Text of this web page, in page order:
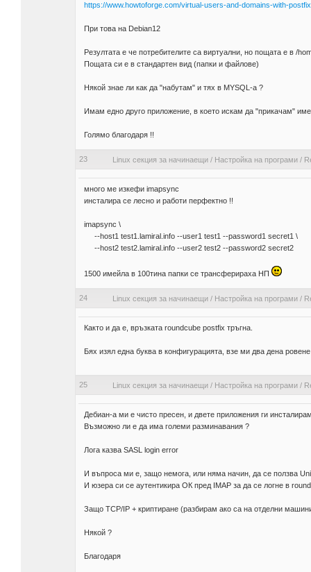
https://www.howtoforge.com/virtual-users-and-domains-with-
При това на Debian12
Резултата е че потребителите са виртуални, но пощата е в /
Пощата си е в стандартен вид (папки и файлове)
Някой знае ли как да "набутам" и тях в MYSQL-а ?
Имам едно друго приложение, в което искам да "прикачам"
Голямо благодаря !!
23 Linux секция за начинаещи/ Настройка на програми/
много ме изкефи imapsync
инсталира се лесно и работи перфектно !!
imapsync \
--host1 test1.lamiral.info --user1 test1 --password1 secret1 \
--host2 test2.lamiral.info --user2 test2 --password2 secret2
1500 имейла в 100тина папки се трансферираха НП
24 Linux секция за начинаещи/ Настройка на програми/
Както и да е, връзката roundcube postfix тръгна.
Бях изял една буква в конфигурацията, взе ми два дена ровене
25 Linux секция за начинаещи/ Настройка на програми/
Дебиан-а ми е чисто пресен, и двете приложения ги
Възможно ли е да има големи разминавания ?
Лога казва SASL login error
И въпроса ми е, защо немога, или няма начин, да се ползва
И юзера си се аутентикира ОК пред IMAP за да се логне в
Защо TCP/IP + криптиране (разбирам ако са на отделни
Някой ?
Благодаря